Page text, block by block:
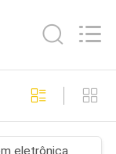
21
eletrônica